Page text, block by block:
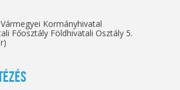
Kormányhivatal
Főosztály Földhivatali Osztály 5.